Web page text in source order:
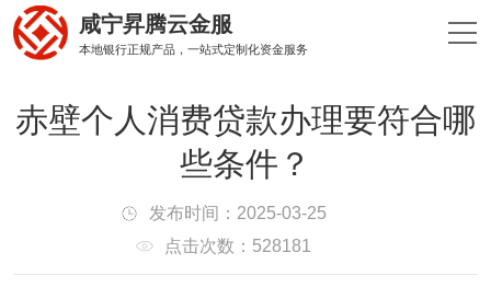
咸宁昇腾云金服
本地银行正规产品，一站式定制化资金服务
赤壁个人消费贷款办理要符合哪
些条件？
发布时间：2025-03-25
点击次数：528181